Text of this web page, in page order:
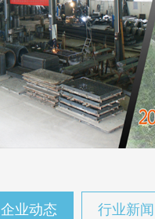
企业动态 行业新闻